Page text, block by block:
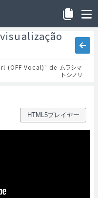
(OFF Vocal)" de ムラシマ
トシノリ
HTML5プレイヤー